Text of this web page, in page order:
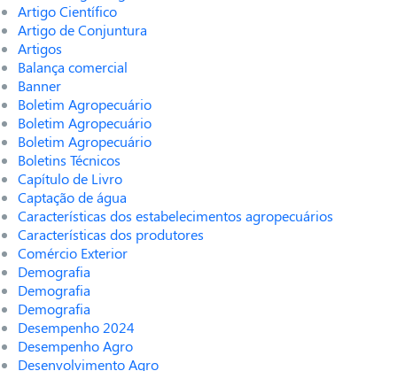
Artigo Científico
Artigo de Conjuntura
Artigos
Balança comercial
Banner
Boletim Agropecuário
Boletim Agropecuário
Boletim Agropecuário
Boletins Técnicos
Capítulo de Livro
Captação de água
Características dos estabelecimentos agropecuários
Características dos produtores
Comércio Exterior
Demografia
Demografia
Demografia
Desempenho 2024
Desempenho Agro
Desenvolvimento Agro